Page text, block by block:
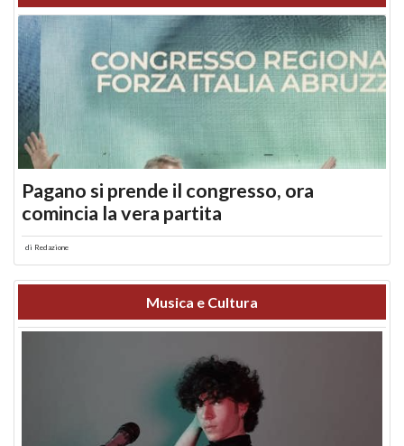
Pagano si prende il congresso, ora
comincia la vera partita
di Redazione
Musica e Cultura